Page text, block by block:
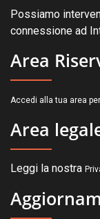
Possiamo
connessione ad
Area
Accedi alla tua area
Area
Leggi la nostra